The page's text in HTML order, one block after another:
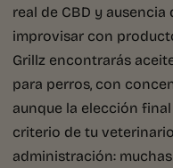
real de CBD y
improvisar con
Grillz encontrarás
para perros, con
aunque la elección
criterio de tu
administración: